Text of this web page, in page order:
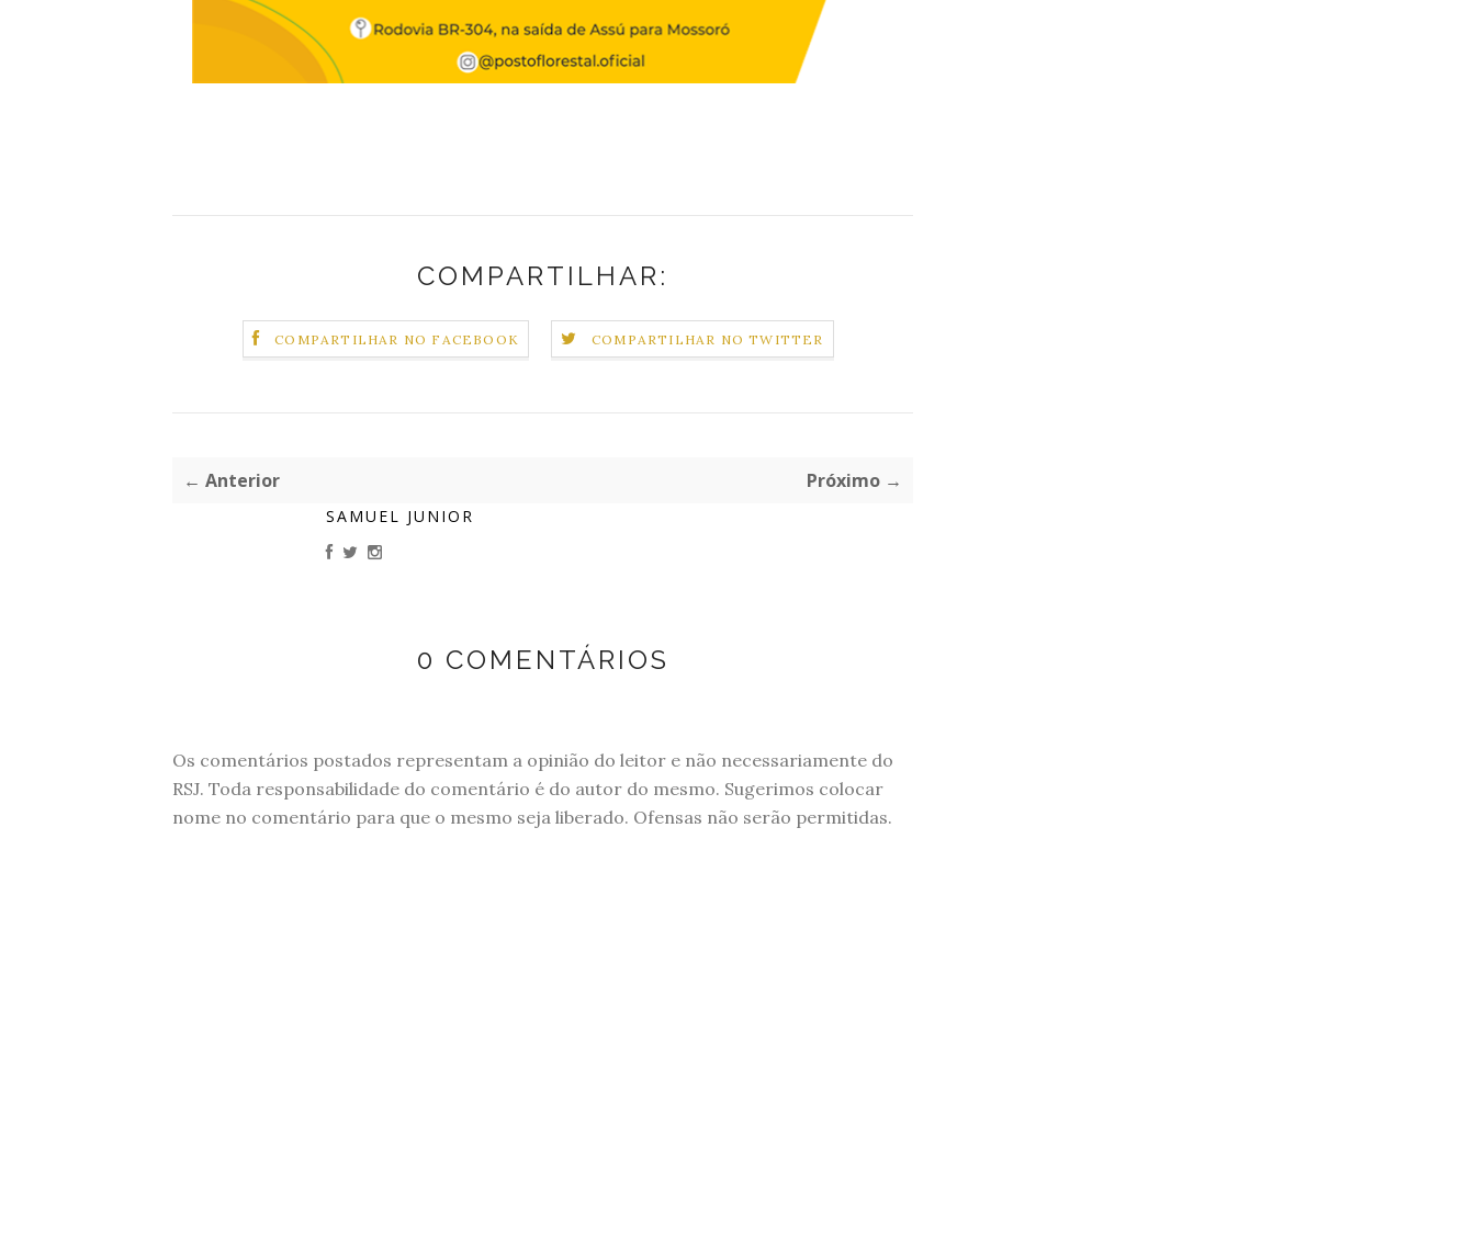
COMPARTILHAR:
COMPARTILHAR NO FACEBOOK COMPARTILHAR NO TWITTER
← Anterior Próximo →
SAMUEL JUNIOR
0 COMENTÁRIOS
Os comentários postados representam a opinião do leitor e não necessariamente do
RSJ. Toda responsabilidade do comentário é do autor do mesmo. Sugerimos colocar
nome no comentário para que o mesmo seja liberado. Ofensas não serão permitidas.